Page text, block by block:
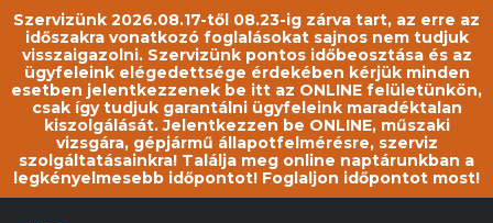
Szervizünk 2026.08.17-től 08.23-ig zárva tart, az erre az
időszakra vonatkozó foglalásokat sajnos nem tudjuk
visszaigazolni. Szervizünk pontos időbeosztása és az
ügyfeleink elégedettsége érdekében kérjük minden
esetben jelentkezzenek be itt az ONLINE felületünkön,
csak így tudjuk garantálni ügyfeleink maradéktalan
kiszolgálását. Jelentkezzen be ONLINE, műszaki
vizsgára, gépjármű állapotfelmérésre, szerviz
szolgáltatásainkra! Találja meg online naptárunkban a
legkényelmesebb időpontot! Foglaljon időpontot most!